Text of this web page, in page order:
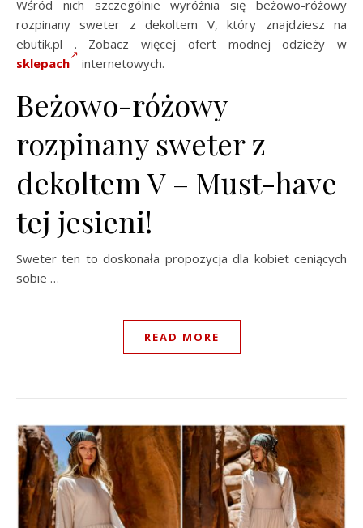
Wśród nich szczególnie wyróżnia się beżowo-różowy
rozpinany sweter z dekoltem V, który znajdziesz na
ebutik.pl . Zobacz więcej ofert modnej odzieży w
sklepach
internetowych.
Beżowo-różowy
rozpinany sweter z
dekoltem V – Must-have
tej jesieni!
Sweter ten to doskonała propozycja dla kobiet ceniących
sobie …
READ MORE